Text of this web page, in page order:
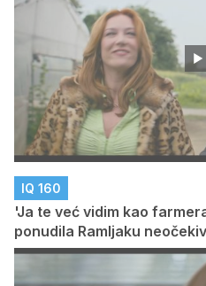
IQ 160
'Ja te već vidim kao
ponudila Ramljaku